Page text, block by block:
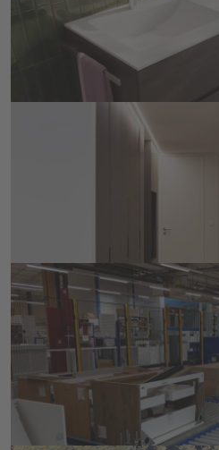
La durabilité dans un meuble
EN SAVOIR PLUS
Lots de taille 1
Industrie 5.0
L’intégration de l’économie
5.0
EN SAVOIR PLUS